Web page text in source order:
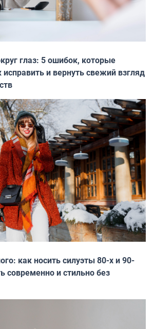
глаз: 5 ошибок, которые
и вернуть свежий взгляд
как носить силуэты 80-х и 90-
современно и стильно без